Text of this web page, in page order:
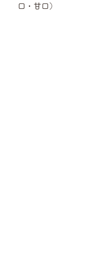
口・甘口）